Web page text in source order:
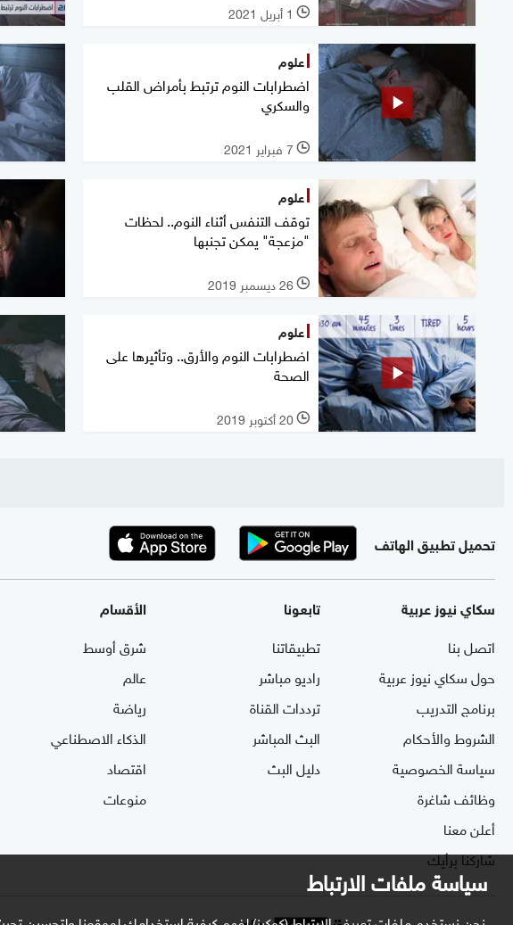
سياسة ملفات الارتباط
l 1 أبريل 2021
علوم
اضطرابات النوم ترتبط بأمراض القلب
والسكري
l 7 فبراير 2021
علوم
توقف التنفس أثناء النوم.. لحظات
"مزعجة" يمكن تجنبها
l 26 ديسمبر 2019
علوم
اضطرابات النوم والأرق.. وتأثيرها على
الصحة
l 20 أكتوبر 2019
تحميل تطبيق الهاتف
سكاي نيوز عربية
اتصل بنا
حول سكاي نيوز عربية
برنامج التدريب
الشروط والأحكام
سياسة الخصوصية
وظائف شاغرة
أعلن معنا
شاركنا برأيك
تابعونا
تطبيقاتنا
راديو مباشر
ترددات القناة
البث المباشر
دليل البث
الأقسام
شرق أوسط
عالم
رياضة
الذكاء الاصطناعي
اقتصاد
منوعات